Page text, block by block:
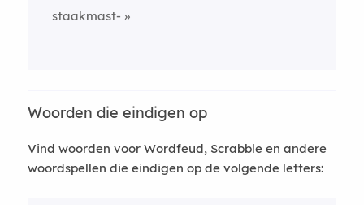
staakmast-
Woorden die eindigen op
Vind woorden voor Wordfeud, Scrabble en andere
woordspellen die eindigen op de volgende letters: